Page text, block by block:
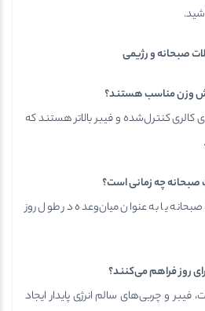
صبحانه و رژیمی
وزن مناسب هستند؟
کالری کنترل‌شده و فیبر بالاتر هستند که
چه زمانی است؟
یا به عنوان میان‌وعده در طول روز
روز فراهم می‌کنند؟
فیبر و چربی‌های سالم انرژی پایدار ایجاد